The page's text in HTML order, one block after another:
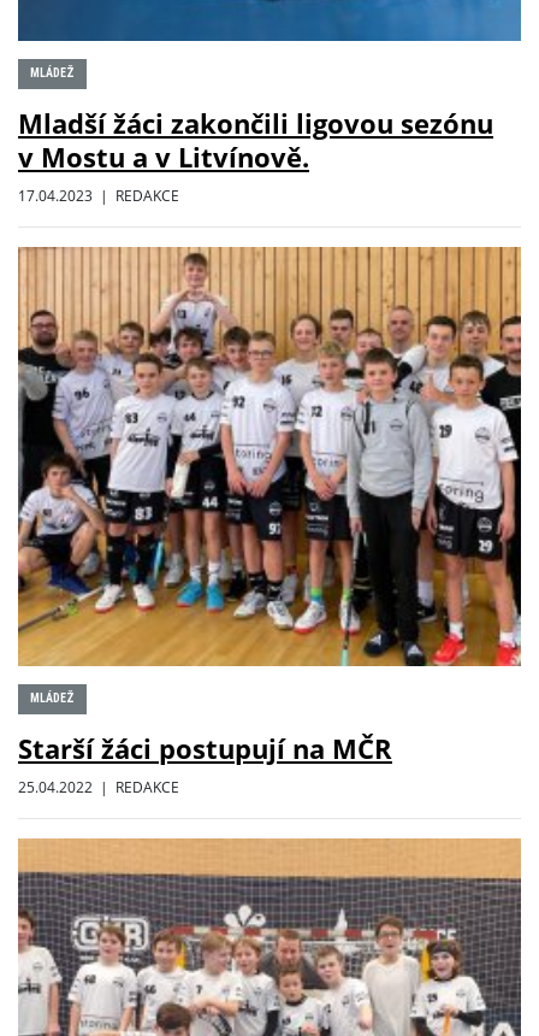
MLÁDEŽ
Mladší žáci zakončili ligovou sezónu
v Mostu a v Litvínově.
17.04.2023 | REDAKCE
MLÁDEŽ
Starší žáci postupují na MČR
25.04.2022 | REDAKCE